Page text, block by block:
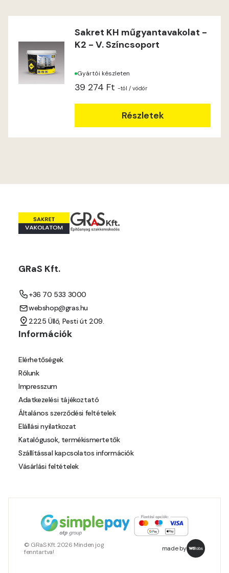
Mandarin E
Mouse-grey E
Ocher E
Orange E
Pear-yellow E
Sakret KH műgyantavakolat -
K2 - V. Színcsoport
Gyártói készleten
39 274 Ft -tól / vödör
Részletek
GRaS Kft.
+36 70 533 3000
webshop@gras.hu
2225 Üllő, Pesti út 209.
Információk
Elérhetőségek
Rólunk
Impresszum
Adatkezelési tájékoztató
Általános szerződési feltételek
Elállási nyilatkozat
Katalógusok, termékismertetők
Szállítással kapcsolatos információk
Vásárlási feltételek
© GRaS Kft. 2026 Minden jog
fenntartva!
made by